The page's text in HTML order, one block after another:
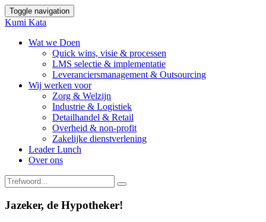
Toggle navigation
Kumi Kata
Wat we Doen
Quick wins, visie & processen
LMS selectie & implementatie
Leveranciersmanagement & Outsourcing
Wij werken voor
Zorg & Welzijn
Industrie & Logistiek
Detailhandel & Retail
Overheid & non-profit
Zakelijke dienstverlening
Leader Lunch
Over ons
Jazeker, de Hypotheker!